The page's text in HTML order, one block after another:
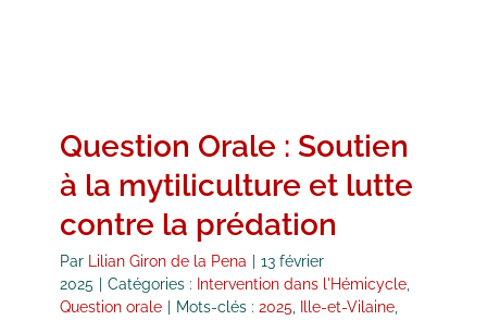
Question Orale : Soutien
à la mytiliculture et lutte
contre la prédation
Par Lilian Giron de la Pena
13 février
2025
Catégories : Intervention dans l'Hémicycle
Question orale
Mots-clés : 2025 Ille-et-Vilaine